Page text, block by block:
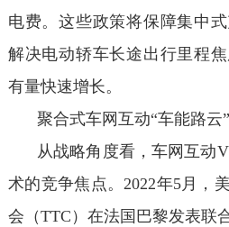
电费。这些政策将保障集中
解决电动轿车长途出行里程
有量快速增长。
聚合式车网互动“车能路云
从战略角度看，车网互动
术的竞争焦点。2022年5月，
会（TTC）在法国巴黎发表联